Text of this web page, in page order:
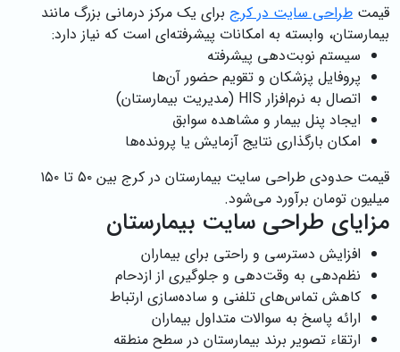
قیمت طراحی سایت در کرج برای یک مرکز درمانی بزرگ مانند
بیمارستان، وابسته به امکانات پیشرفته‌ای است که نیاز دارد:
سیستم نوبت‌دهی پیشرفته
پروفایل پزشکان و تقویم حضور آن‌ها
اتصال به نرم‌افزار HIS (مدیریت بیمارستان)
ایجاد پنل بیمار و مشاهده سوابق
امکان بارگذاری نتایج آزمایش یا پرونده‌ها
قیمت حدودی طراحی سایت بیمارستان در کرج بین ۵۰ تا ۱۵۰
میلیون تومان برآورد می‌شود.
مزایای طراحی سایت بیمارستان
افزایش دسترسی و راحتی برای بیماران
نظم‌دهی به وقت‌دهی و جلوگیری از ازدحام
کاهش تماس‌های تلفنی و ساده‌سازی ارتباط
ارائه پاسخ به سوالات متداول بیماران
ارتقاء تصویر برند بیمارستان در سطح منطقه